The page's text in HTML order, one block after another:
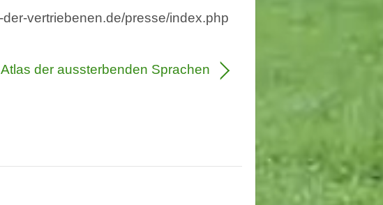
der-vertriebenen.de/presse/index.php
Atlas der aussterbenden Sprachen